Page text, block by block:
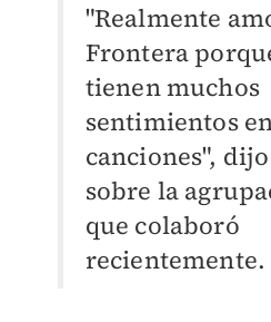
"Realmente
Frontera
tienen muchos
sentimientos
canciones",
sobre la
que colaboró
recientemente.